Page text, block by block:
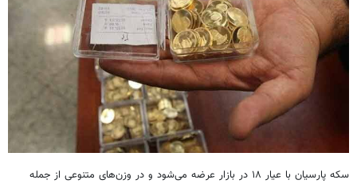
سکه پارسیان با عیار ۱۸ در بازار عرضه می‌شود و در وزن‌های متنوعی از جمله